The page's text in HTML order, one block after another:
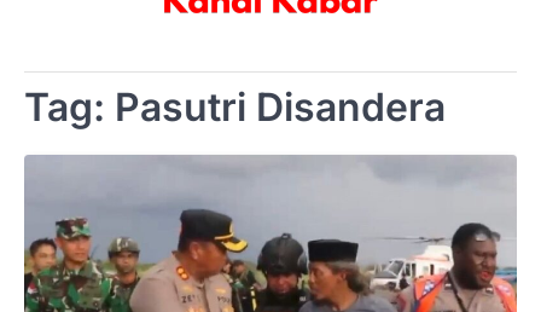
Tag: Pasutri Disandera